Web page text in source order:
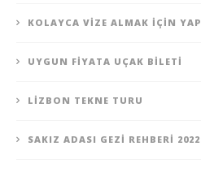
KOLAYCA VIZE ALMAK İÇIN
UYGUN FIYATA UÇAK BILETI
LIZBON TEKNE TURU
SAKIZ ADASI GEZI REHBERI 2022